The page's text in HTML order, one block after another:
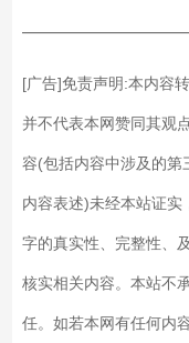
[广告]免责声明:本内容
并不代表本网赞同其观
容(包括内容中涉及的第
内容表述)未经本站证实
字的真实性、完整性、
核实相关内容。本站不
任。如若本网有任何内